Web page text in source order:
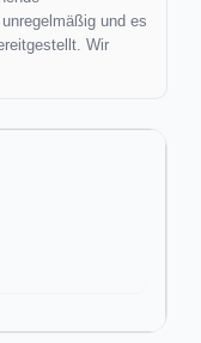
und es
Wir